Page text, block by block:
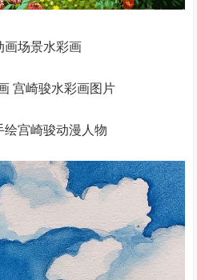
画场景水彩画
宫崎骏动漫人物